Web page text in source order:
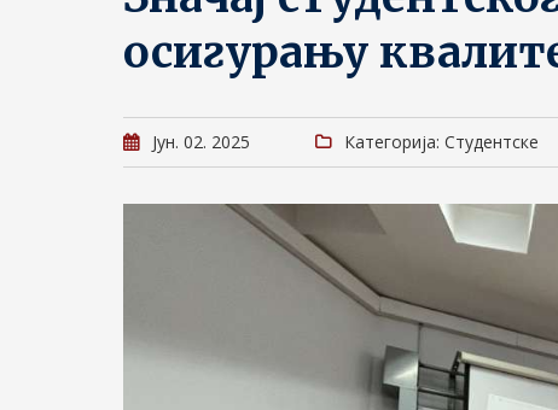
осигурању
Јун. 02. 2025 Категорија: Студентске